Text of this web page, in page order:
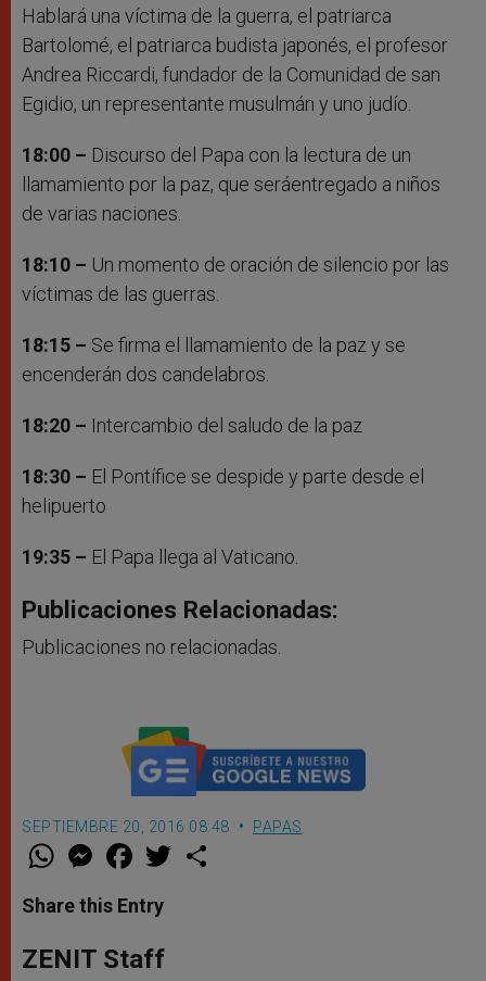
Hablará una víctima de la guerra, el patriarca
Bartolomé, el patriarca budista japonés, el profesor
Andrea Riccardi, fundador de la Comunidad de san
Egidio, un representante musulmán y uno judío.
18:00 – Discurso del Papa con la lectura de un
llamamiento por la paz, que seráentregado a niños
de varias naciones.
18:10 – Un momento de oración de silencio por las
víctimas de las guerras.
18:15 – Se firma el llamamiento de la paz y se
encenderán dos candelabros.
18:20 – Intercambio del saludo de la paz
18:30 – El Pontífice se despide y parte desde el
helipuerto
19:35 – El Papa llega al Vaticano.
Publicaciones Relacionadas:
Publicaciones no relacionadas.
SEPTIEMBRE 20, 2016 08:48 PAPAS
W
t
s
p
p
M
e
s
e
g
e
F
a
e
b
o
k
w
Share this Entry
ZENIT Staff